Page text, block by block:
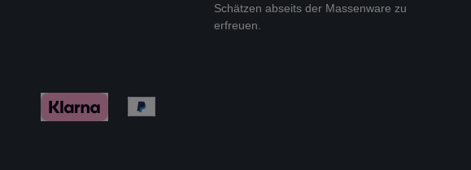
Schätzen abseits der Massenware zu
erfreuen.